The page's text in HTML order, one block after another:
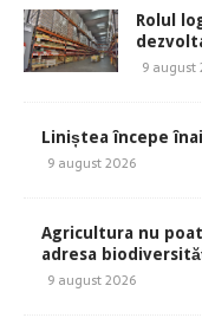
Rolul
9 august
Liniștea începe
9 august 2026
Agricultura nu
adresa
9 august 2026